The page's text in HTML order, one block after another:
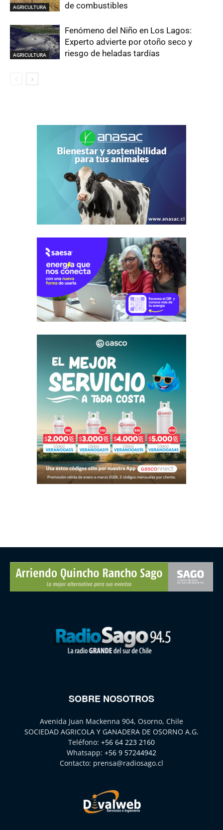
AGRICULTURA
de combustibles
AGRICULTURA
Fenómeno del Niño en Los Lagos:
Experto advierte por otoño seco y
riesgo de heladas tardías
SOBRE NOSOTROS
Avenida Juan Mackenna 904, Osorno, Chile
SOCIEDAD AGRICOLA Y GANADERA DE OSORNO A.G.
Teléfono: +56 64 223 2160
Whatsapp: +56 9 57244942
Contacto: prensa@radiosago.cl